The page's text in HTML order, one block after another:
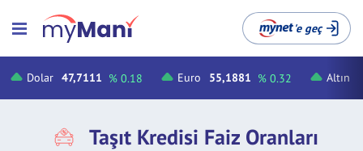
'e geç
Dolar 47,7111 % 0.18 Euro 55,1881 % 0.32 Altın
Taşıt Kredisi Faiz Oranları